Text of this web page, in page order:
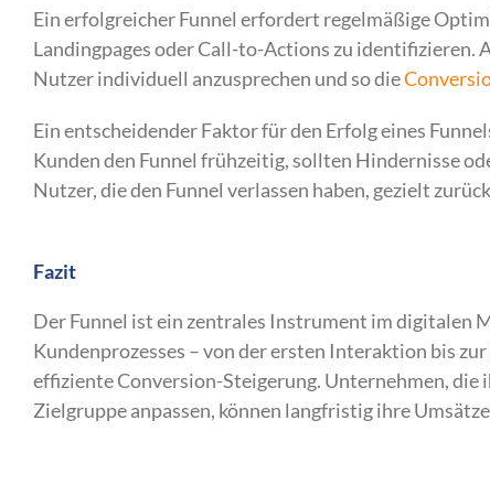
Ein erfolgreicher Funnel erfordert regelmäßige
Landingpages oder Call-to-Actions zu identifizieren.
Nutzer individuell anzusprechen und so die
Ein entscheidender Faktor für den Erfolg eines
Kunden den Funnel frühzeitig, sollten Hindernisse
Nutzer, die den Funnel verlassen haben, gezielt
Fazit
Der Funnel ist ein zentrales Instrument im digitalen
Kundenprozesses – von der ersten Interaktion bis
effiziente Conversion-Steigerung. Unternehmen,
Zielgruppe anpassen, können langfristig ihre